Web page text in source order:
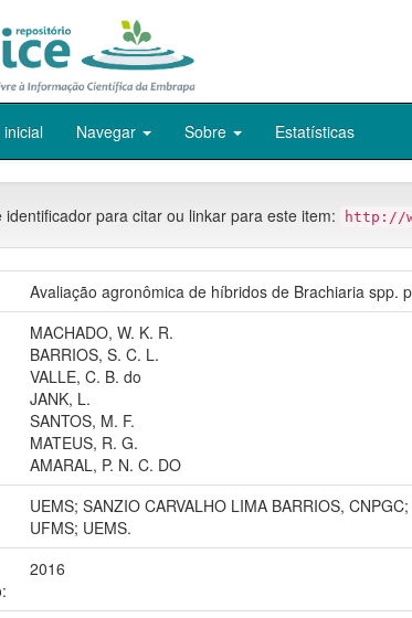
inicial Navegar Sobre Estatísticas
identificador para citar ou linkar para este item: http://
Avaliação agronômica de híbridos de Brachiaria spp.
MACHADO, W. K. R.
BARRIOS, S. C. L.
VALLE, C. B. do
JANK, L.
SANTOS, M. F.
MATEUS, R. G.
AMARAL, P. N. C. DO
UEMS; SANZIO CARVALHO LIMA BARRIOS,
UFMS; UEMS.
2016